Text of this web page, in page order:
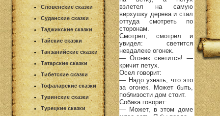
Словенские сказки
Суданские сказки
Таджикские сказки
Тайские сказки
Танзанийские сказки
Татарские сказки
Тибетские сказки
Тофаларские сказки
Тувинские сказки
Турецкие сказки
взлетел на самую
верхушку дерева и стал
оттуда смотреть по
сторонам.
Смотрел, смотрел и
увидел: светится
невдалеке огонек.
— Огонек светится! —
кричит петух.
Осел говорит:
— Надо узнать, что это
за огонек. Может быть,
поблизости дом стоит.
Собака говорит:
— Может, в этом доме